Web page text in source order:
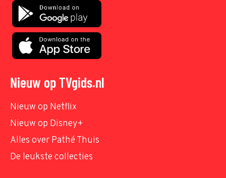
Nieuw op TVgids.nl
Nieuw op Netflix
Nieuw op Disney+
Alles over Pathé Thuis
De leukste collecties